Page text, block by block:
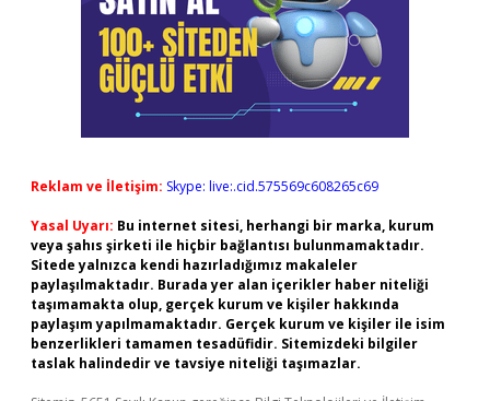
Reklam ve İletişim: Skype: live:.cid.575569c608265c69
Yasal Uyarı: Bu internet sitesi, herhangi bir marka, kurum
veya şahıs şirketi ile hiçbir bağlantısı bulunmamaktadır.
Sitede yalnızca kendi hazırladığımız makaleler
paylaşılmaktadır. Burada yer alan içerikler haber niteliği
taşımamakta olup, gerçek kurum ve kişiler hakkında
paylaşım yapılmamaktadır. Gerçek kurum ve kişiler ile isim
benzerlikleri tamamen tesadüfidir. Sitemizdeki bilgiler
taslak halindedir ve tavsiye niteliği taşımazlar.